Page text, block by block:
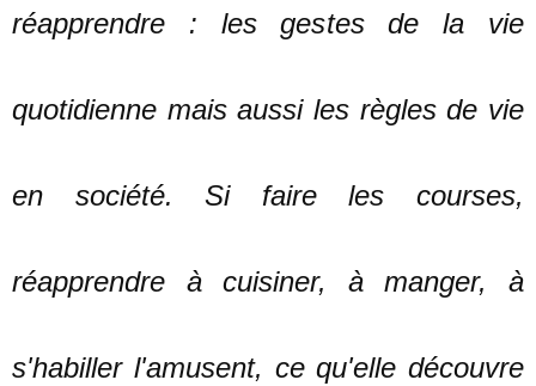
réapprendre : les gestes de la vie
quotidienne mais aussi les règles de vie
en société. Si faire les courses,
réapprendre à cuisiner, à manger, à
s'habiller l'amusent, ce qu'elle découvre